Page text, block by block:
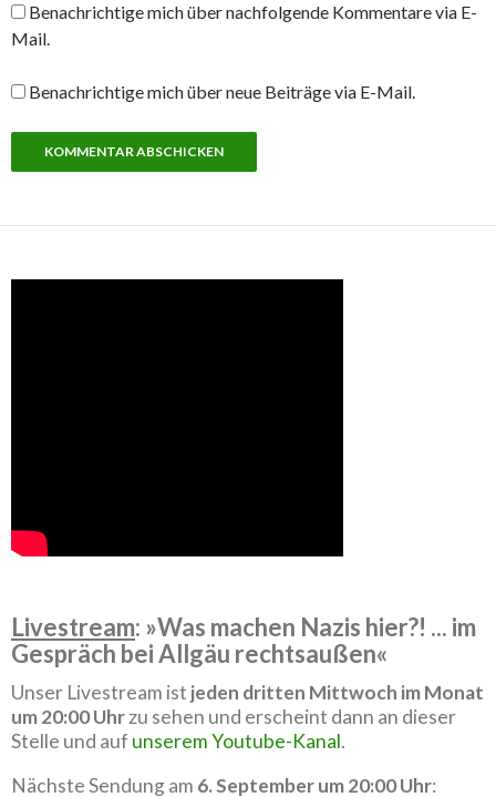
Benachrichtige mich über nachfolgende Kommentare via E-
Mail.
Benachrichtige mich über neue Beiträge via E-Mail.
Livestream: »Was machen Nazis hier?! ... im
Gespräch bei Allgäu rechtsaußen«
Unser Livestream ist jeden dritten Mittwoch im Monat
um 20:00 Uhrzu sehen und erscheint dann an dieser
Stelle und auf unserem Youtube-Kanal.
Nächste Sendung am 6. September um 20:00 Uhr: